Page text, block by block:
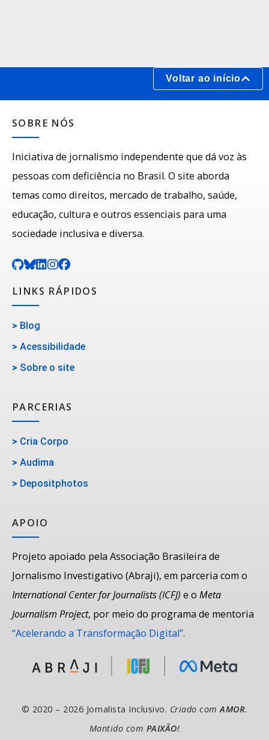
Voltar ao início
SOBRE NÓS
Iniciativa de jornalismo independente que dá voz às
pessoas com deficiência no Brasil. O site aborda
temas como direitos, mercado de trabalho, saúde,
educação, cultura e outros essenciais para uma
sociedade inclusiva e diversa.
LINKS RÁPIDOS
> Blog
> Acessibilidade
> Sobre o site
PARCERIAS
> Cria Corpo
> Audima
> Depositphotos
APOIO
Projeto apoiado pela Associação Brasileira de
Jornalismo Investigativo (Abraji), em parceria com o
International Center for Journalists (ICFJ) e o Meta
Journalism Project, por meio do programa de mentoria
“Acelerando a Transformação Digital”.
© 2020 – 2026 Jornalista Inclusivo. Criado comAMOR.
Mantido com PAIXÃO!